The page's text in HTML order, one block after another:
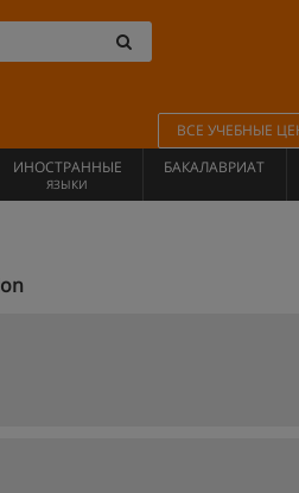
ВСЕ УЧЕБНЫЕ
ИНОСТРАННЫЕ
ЯЗЫКИ
БАКАЛАВРИАТ